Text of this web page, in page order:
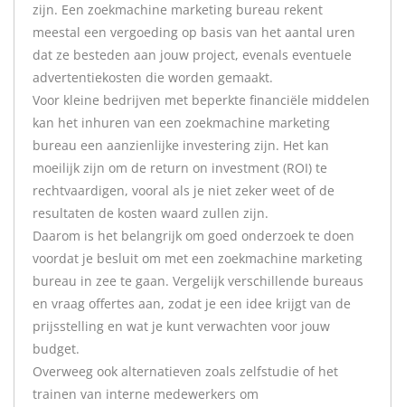
zijn. Een zoekmachine marketing bureau rekent
meestal een vergoeding op basis van het aantal uren
dat ze besteden aan jouw project, evenals eventuele
advertentiekosten die worden gemaakt.
Voor kleine bedrijven met beperkte financiële middelen
kan het inhuren van een zoekmachine marketing
bureau een aanzienlijke investering zijn. Het kan
moeilijk zijn om de return on investment (ROI) te
rechtvaardigen, vooral als je niet zeker weet of de
resultaten de kosten waard zullen zijn.
Daarom is het belangrijk om goed onderzoek te doen
voordat je besluit om met een zoekmachine marketing
bureau in zee te gaan. Vergelijk verschillende bureaus
en vraag offertes aan, zodat je een idee krijgt van de
prijsstelling en wat je kunt verwachten voor jouw
budget.
Overweeg ook alternatieven zoals zelfstudie of het
trainen van interne medewerkers om